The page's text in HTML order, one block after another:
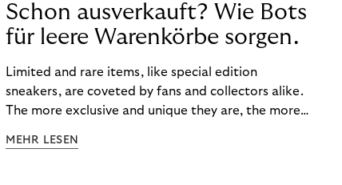
Schon ausverkauft? Wie Bots
für leere Warenkörbe sorgen.
Limited and rare items, like special edition
sneakers, are coveted by fans and collectors alike.
The more exclusive and unique they are, the more
industry uses artificial scarcity, also known as a
MEHR LESEN